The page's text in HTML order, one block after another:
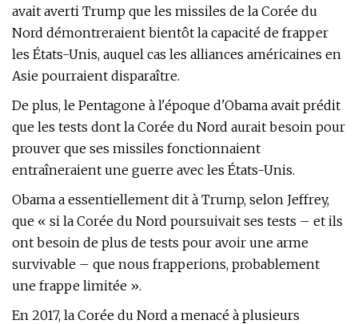
avait averti Trump que les missiles de la Corée du
Nord démontreraient bientôt la capacité de frapper
les États-Unis, auquel cas les alliances américaines en
Asie pourraient disparaître.
De plus, le Pentagone à l'époque d'Obama avait prédit
que les tests dont la Corée du Nord aurait besoin pour
prouver que ses missiles fonctionnaient
entraîneraient une guerre avec les États-Unis.
Obama a essentiellement dit à Trump, selon Jeffrey,
que « si la Corée du Nord poursuivait ses tests – et ils
ont besoin de plus de tests pour avoir une arme
survivable – que nous frapperions, probablement
une frappe limitée ».
En 2017, la Corée du Nord a menacé à plusieurs